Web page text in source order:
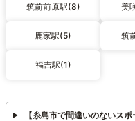
筑前前原駅(8) 美
鹿家駅(5) 筑
福吉駅(1)
【糸島市で間違いのないスポ